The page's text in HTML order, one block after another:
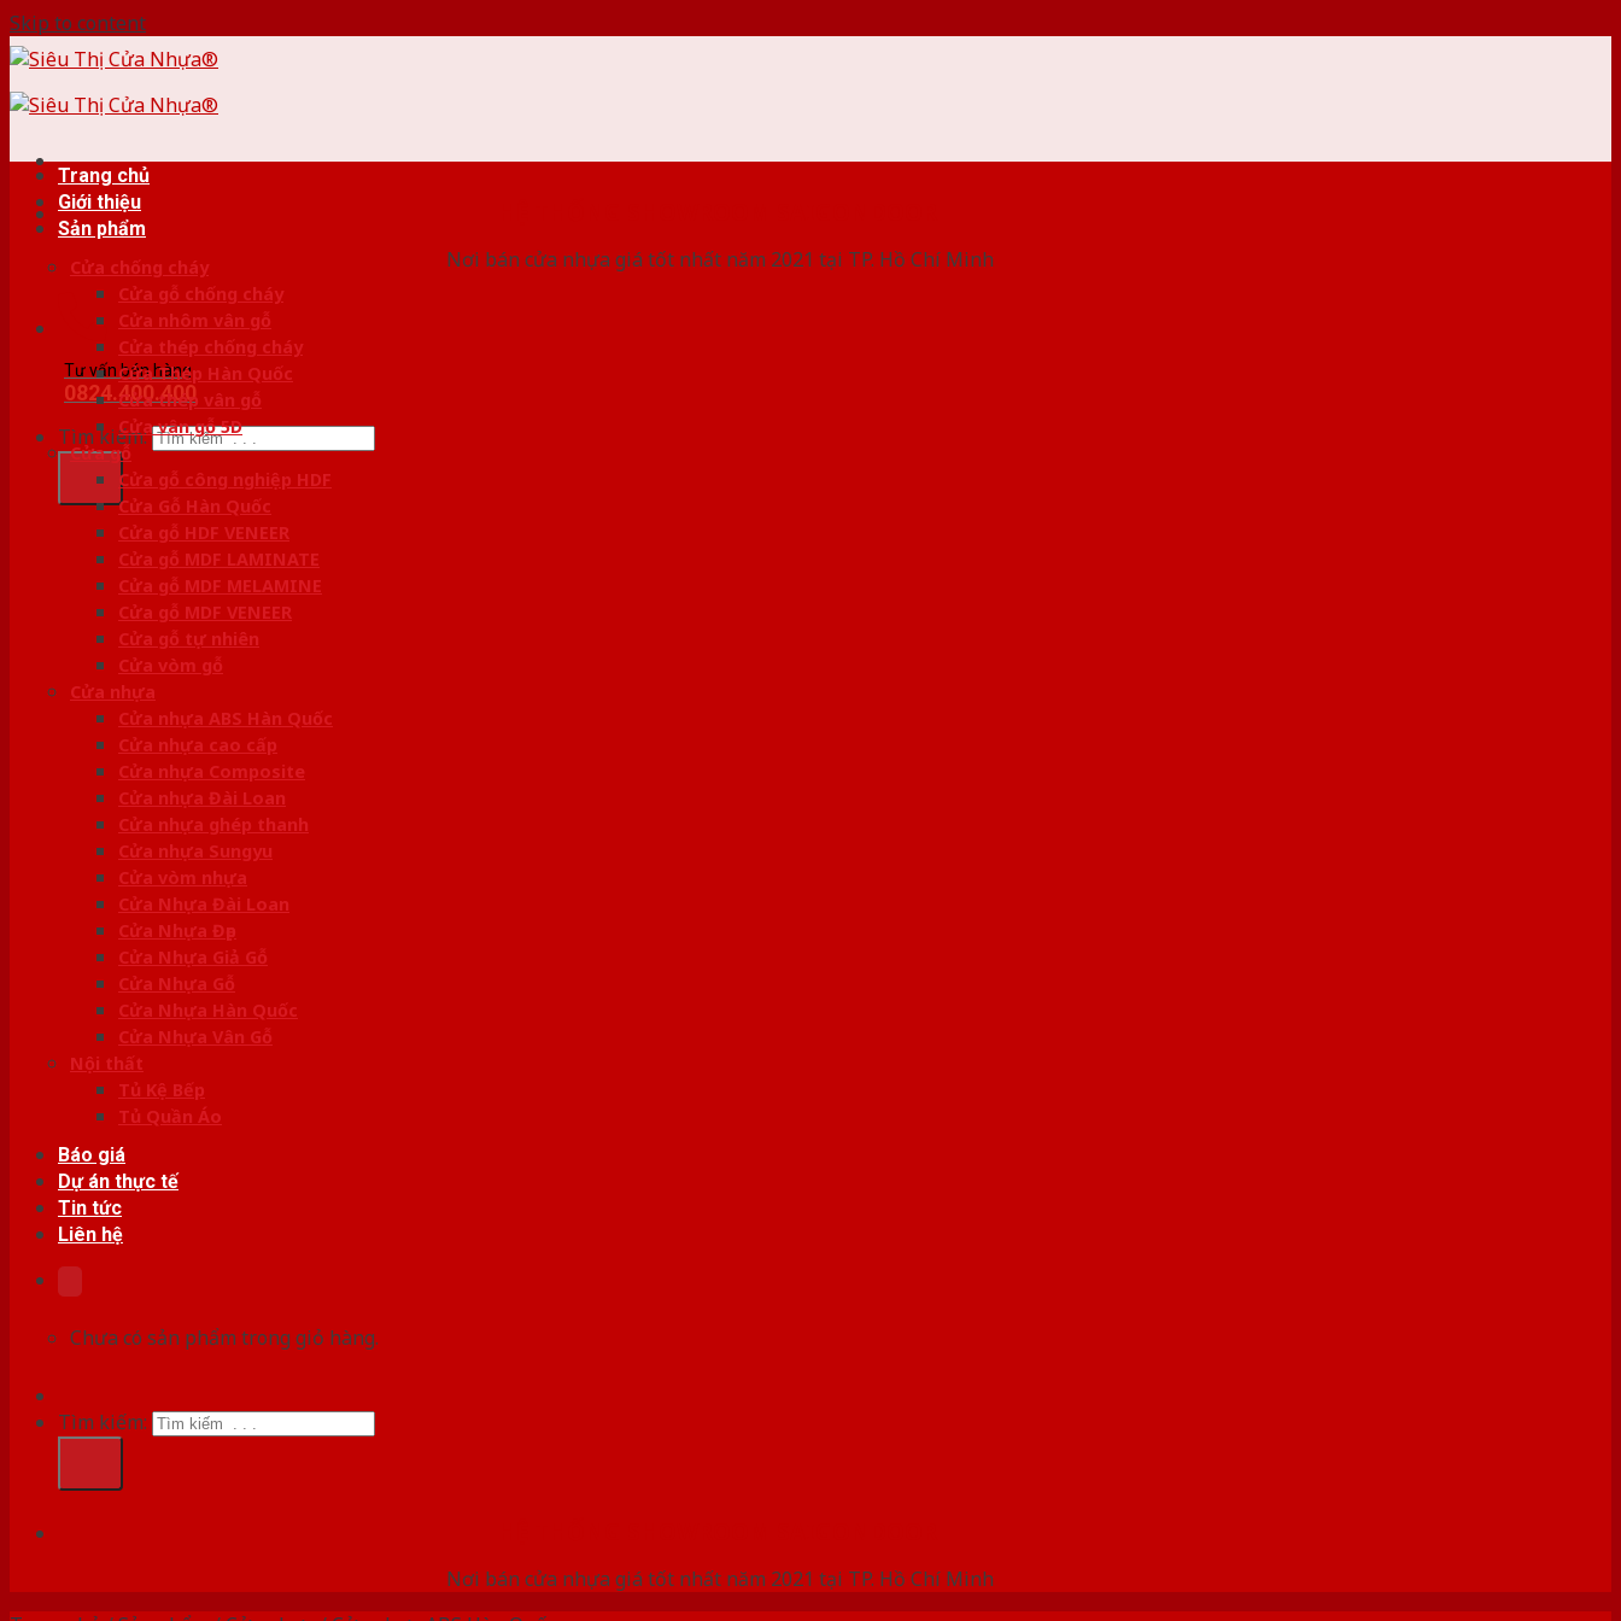
Skip to content
Nơi bán cửa nhựa giá tốt nhất năm 2021 tại TP. Hồ Chí Minh
Tư vấn bán hàng
0824.400.400
Tìm kiếm:
Trang chủ
Giới thiệu
Sản phẩm
Cửa chống cháy
Cửa gỗ chống cháy
Cửa nhôm vân gỗ
Cửa thép chống cháy
Cửa Thép Hàn Quốc
Cửa thép vân gỗ
Cửa vân gỗ 5D
Cửa gỗ
Cửa gỗ công nghiệp HDF
Cửa Gỗ Hàn Quốc
Cửa gỗ HDF VENEER
Cửa gỗ MDF LAMINATE
Cửa gỗ MDF MELAMINE
Cửa gỗ MDF VENEER
Cửa gỗ tự nhiên
Cửa vòm gỗ
Cửa nhựa
Cửa nhựa ABS Hàn Quốc
Cửa nhựa cao cấp
Cửa nhựa Composite
Cửa nhựa Đài Loan
Cửa nhựa ghép thanh
Cửa nhựa Sungyu
Cửa vòm nhựa
Cửa Nhựa Đài Loan
Cửa Nhựa Đẹp
Cửa Nhựa Giả Gỗ
Cửa Nhựa Gỗ
Cửa Nhựa Hàn Quốc
Cửa Nhựa Vân Gỗ
Nội thất
Tủ Kệ Bếp
Tủ Quần Áo
Báo giá
Dự án thực tế
Tin tức
Liên hệ
Chưa có sản phẩm trong giỏ hàng.
Tìm kiếm:
Nơi bán cửa nhựa giá tốt nhất năm 2021 tại TP. Hồ Chí Minh